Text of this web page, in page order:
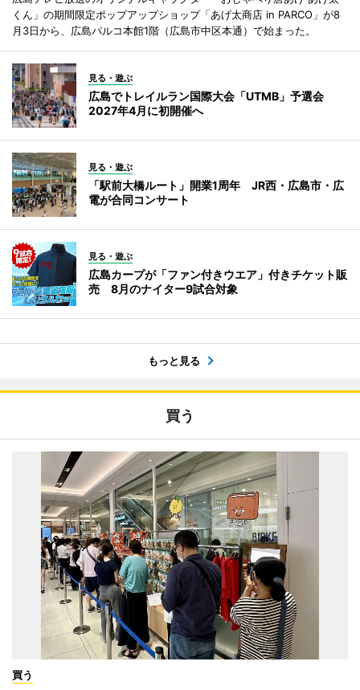
くん」の期間限定ポップアップショップ「あげ太商店 in PARCO」が8
月3日から、広島パルコ本館1階（広島市中区本通）で始まった。
見る・遊ぶ
広島でトレイルラン国際大会「UTMB」予選会
2027年4月に初開催へ
見る・遊ぶ
「駅前大橋ルート」開業1周年 JR西・広島市・広
電が合同コンサート
見る・遊ぶ
広島カープが「ファン付きウエア」付きチケット販
売 8月のナイター9試合対象
もっと見る
買う
買う